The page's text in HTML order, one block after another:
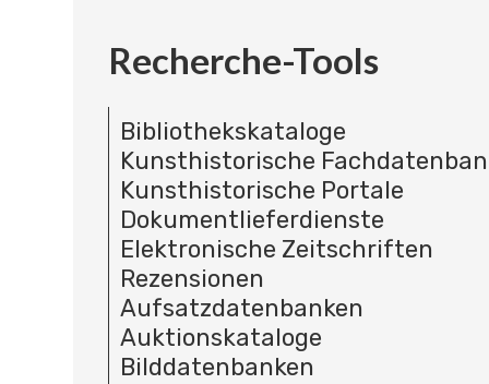
Recherche-Tools
Bibliothekskataloge
Kunsthistorische
Kunsthistorische Portale
Dokumentlieferdienste
Elektronische Zeitschriften
Rezensionen
Aufsatzdatenbanken
Auktionskataloge
Bilddatenbanken